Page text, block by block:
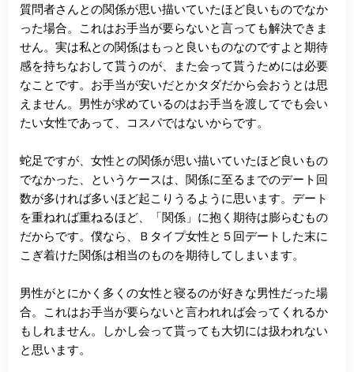
質問者さんとの関係が思い描いていたほど良いものでなか
った場合。これはお手当が要らないと言っても解決できま
せん。実は私との関係はもっと良いものなのですよと期待
感を持ちなおして貰うのが、また会って貰うためには必要
なことです。お手当が安いだとかタダだから会おうとは思
えません。男性が求めているのはお手当を渡してでも会い
たい女性であって、コスパではないからです。
蛇足ですが、女性との関係が思い描いていたほど良いもの
でなかった、というケースは、関係に至るまでのデート回
数が多ければ多いほど起こりうるように思います。デート
を重ねれば重ねるほど、「関係」に抱く期待は膨らむもの
だからです。僕なら、Ｂタイプ女性と５回デートした末に
こぎ着けた関係は相当のものを期待してしまいます。
男性がとにかく多くの女性と寝るのが好きな男性だった場
合。これはお手当が要らないと言われれば会ってくれるか
もしれません。しかし会って貰っても大切には扱われない
と思います。